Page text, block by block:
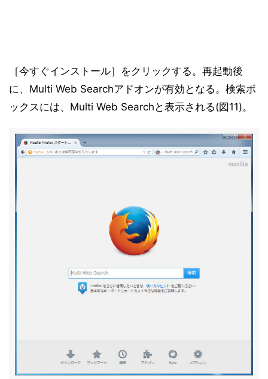
［今すぐインストール］をクリックする。再起動後
に、Multi Web Searchアドオンが有効となる。検索ボ
ックスには、Multi Web Searchと表示される(図11)。